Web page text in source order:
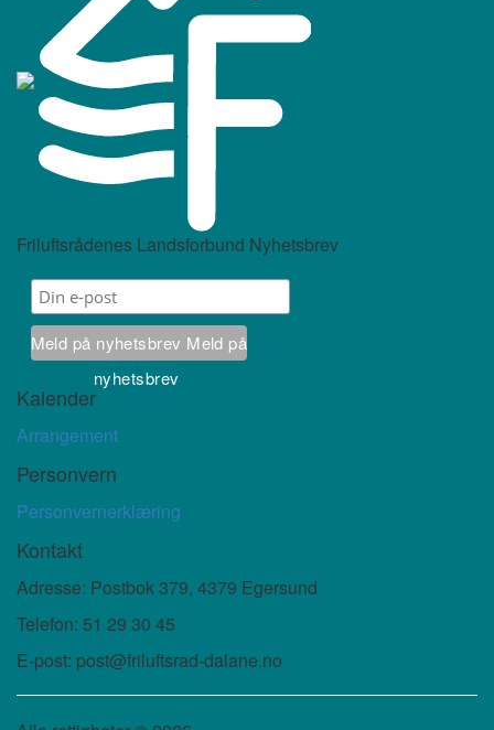
Friluftsrådenes Landsforbund Nyhetsbrev
Meld på nyhetsbrev Meld på
nyhetsbrev
Kalender
Arrangement
Personvern
Personvernerklæring
Kontakt
Adresse: Postbok 379, 4379 Egersund
Telefon: 51 29 30 45
E-post: post@friluftsrad-dalane.no